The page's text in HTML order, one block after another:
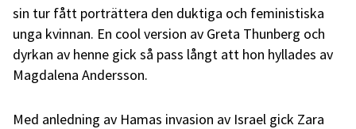
sin tur fått porträttera den duktiga och feministiska
unga kvinnan. En cool version av Greta Thunberg och
dyrkan av henne gick så pass långt att hon hyllades av
Magdalena Andersson.
Med anledning av Hamas invasion av Israel gick Zara